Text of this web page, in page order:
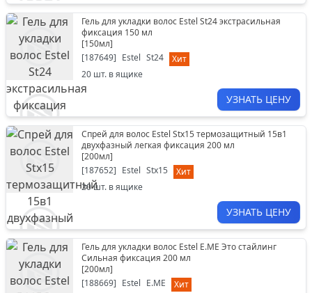
Гель для укладки волос Estel St24 экстрасильная
фиксация 150 мл
[150мл]
[187649] Estel St24
Хит
20 шт. в ящике
УЗНАТЬ ЦЕНУ
Спрей для волос Estel Stх15 термозащитный 15в1
двухфазный легкая фиксация 200 мл
[200мл]
[187652] Estel Stх15
Хит
20шт. в ящике
УЗНАТЬ ЦЕНУ
Гель для укладки волос Estel E.ME Это стайлинг
Сильная фиксация 200 мл
[200мл]
[188669] Estel E.ME
Хит